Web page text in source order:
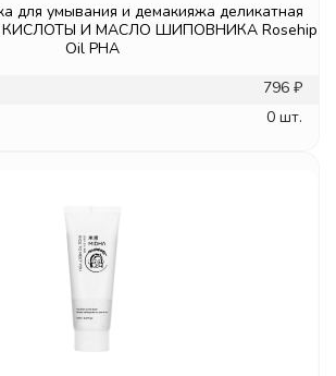
для умывания и демакияжа деликатная
КИСЛОТЫ И МАСЛО ШИПОВНИКА Rosehip
Oil PHA
796 ₽
0 шт.